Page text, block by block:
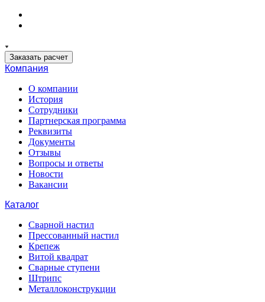
Заказать расчет
Компания
О компании
История
Сотрудники
Партнерская программа
Реквизиты
Документы
Отзывы
Вопросы и ответы
Новости
Вакансии
Каталог
Сварной настил
Прессованный настил
Крепеж
Витой квадрат
Сварные ступени
Штрипс
Металлоконструкции